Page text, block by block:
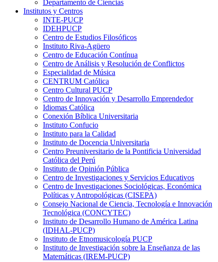
Departamento de Ciencias
Institutos y Centros
INTE-PUCP
IDEHPUCP
Centro de Estudios Filosóficos
Instituto Riva-Agüero
Centro de Educación Contínua
Centro de Análisis y Resolución de Conflictos
Especialidad de Música
CENTRUM Católica
Centro Cultural PUCP
Centro de Innovación y Desarrollo Emprendedor
Idiomas Católica
Conexión Bíblica Universitaria
Instituto Confucio
Instituto para la Calidad
Instituto de Docencia Universitaria
Centro Preuniversitario de la Pontificia Universidad
Católica del Perú
Instituto de Opinión Pública
Centro de Investigaciones y Servicios Educativos
Centro de Investigaciones Sociológicas, Económica
Políticas y Antropológicas (CISEPA)
Consejo Nacional de Ciencia, Tecnología e Innovación
Tecnológica (CONCYTEC)
Instituto de Desarrollo Humano de América Latina
(IDHAL-PUCP)
Instituto de Etnomusicología PUCP
Instituto de Investigación sobre la Enseñanza de las
Matemáticas (IREM-PUCP)